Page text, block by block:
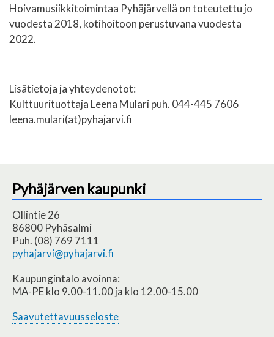
Hoivamusiikkitoimintaa Pyhäjärvellä on toteutettu jo
vuodesta 2018, kotihoitoon perustuvana vuodesta
2022.
Lisätietoja ja yhteydenotot:
Kulttuurituottaja Leena Mulari puh. 044-445 7606
leena.mulari(at)pyhajarvi.fi
Pyhäjärven kaupunki
Ollintie 26
86800 Pyhäsalmi
Puh. (08) 769 7111
pyhajarvi@pyhajarvi.fi
Kaupungintalo avoinna:
MA-PE klo 9.00-11.00 ja klo 12.00-15.00
Saavutettavuusseloste